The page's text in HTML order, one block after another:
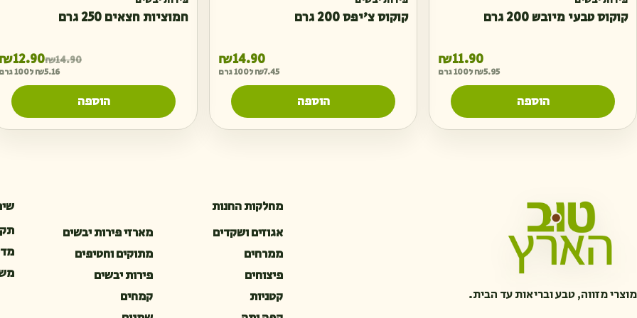
קוקוס טבעי מיובש 200 גרם
₪11.90
₪5.95 ל100 גרם
הוספה
קוקוס צ׳יפס 200 גרם
₪14.90
₪7.45 ל100 גרם
הוספה
חמוציות חצאים 250 גרם
₪14.90
₪12.90
₪5.16 ל100 גרם
הוספה
מוצרי מזווה, טבע ובריאות עד הבית.
מחלקות החנות
אגוזים ושקדים
מארזי פירות יבשים
ממרחים
מתוקים וחטיפים
פיצוחים
פירות יבשים
קטניות
קמחים